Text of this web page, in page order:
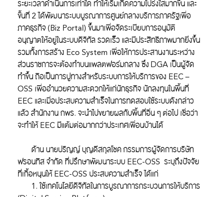
ระยะเวลาดำเนินการเท่าใด ทำให้เริ่มเกิดความโปร่งใสมากขึ้น และ
ขั้นที่ 2 ได้พัฒนาระบบบูรณาการศูนย์กลางบริการภาครัฐเพื่อ
ภาคธุรกิจ (Biz Portal) ขึ้นมาเพื่อจัดระเบียบการอนุมัติ
อนุญาตให้อยู่ในระบบดิจิทัล รวดเร็ว และมีประสิทธิภาพมากยิ่งขึ้น
รวมทั้งการสร้าง Eco System เพื่อให้การประสานงานระหว่าง
ส่วนราชการจะต้องทำบนแพลตฟอร์มกลาง ซึ่ง DGA เป็นผู้จัด
ทำขึ้น ถือเป็นการปูทางสำหรับระบบการให้บริการของ EEC –
OSS เพื่ออำนวยความสะดวกให้แก่นักธุรกิจ นักลงทุนในพื้นที่
EEC และเมื่อประสบความสำเร็จในการทดสอบใช้ระบบดังกล่าว
แล้ว สำนักงาน กพร. จะนำไปขยายผลกับพื้นที่อื่น ๆ ต่อไป เชื่อว่า
จะทำให้ EEC มีแต้มต่อมากกว่าประเทศเพื่อนบ้านได้
ด้าน นายปริญญ์ บุญดีสกุลโชค กรรมการผู้จัดการบริษัท
ฟรอนทิส จำกัด ที่ปรึกษาพัฒนาระบบ EEC-OSS ระบุถึงปัจจัย
ที่เกื้อหนุนให้ EEC-OSS ประสบความสำเร็จ ได้แก่
1. ใช้เทคโนโลยีดิจิทัลในการบูรณาการกระบวนการให้บริการ